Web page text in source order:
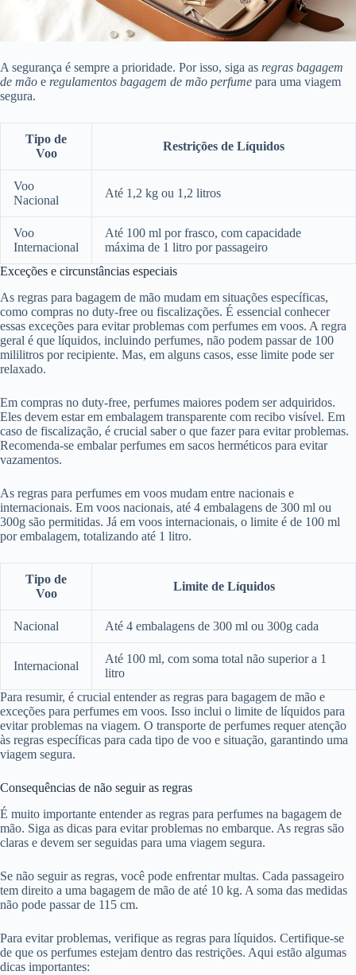
A segurança é sempre a prioridade. Por isso, siga as regras bagagem
de mão e regulamentos bagagem de mão perfume para uma viagem
segura.
Tipo de
Voo
Restrições de Líquidos
Voo
Nacional
Até 1,2 kg ou 1,2 litros
Voo
Internacional
Até 100 ml por frasco, com capacidade
máxima de 1 litro por passageiro
Exceções e circunstâncias especiais
As regras para bagagem de mão mudam em situações específicas,
como compras no duty-free ou fiscalizações. É essencial conhecer
essas exceções para evitar problemas com perfumes em voos. A regra
geral é que líquidos, incluindo perfumes, não podem passar de 100
mililitros por recipiente. Mas, em alguns casos, esse limite pode ser
relaxado.
Em compras no duty-free, perfumes maiores podem ser adquiridos.
Eles devem estar em embalagem transparente com recibo visível. Em
caso de fiscalização, é crucial saber o que fazer para evitar problemas.
Recomenda-se embalar perfumes em sacos herméticos para evitar
vazamentos.
As regras para perfumes em voos mudam entre nacionais e
internacionais. Em voos nacionais, até 4 embalagens de 300 ml ou
300g são permitidas. Já em voos internacionais, o limite é de 100 ml
por embalagem, totalizando até 1 litro.
Tipo de
Voo
Limite de Líquidos
Nacional Até 4 embalagens de 300 ml ou 300g cada
Internacional
Até 100 ml, com soma total não superior a 1
litro
Para resumir, é crucial entender as regras para bagagem de mão e
exceções para perfumes em voos. Isso inclui o limite de líquidos para
evitar problemas na viagem. O transporte de perfumes requer atenção
às regras específicas para cada tipo de voo e situação, garantindo uma
viagem segura.
Consequências de não seguir as regras
É muito importante entender as regras para perfumes na bagagem de
mão. Siga as dicas para evitar problemas no embarque. As regras são
claras e devem ser seguidas para uma viagem segura.
Se não seguir as regras, você pode enfrentar multas. Cada passageiro
tem direito a uma bagagem de mão de até 10 kg. A soma das medidas
não pode passar de 115 cm.
Para evitar problemas, verifique as regras para líquidos. Certifique-se
de que os perfumes estejam dentro das restrições. Aqui estão algumas
dicas importantes: